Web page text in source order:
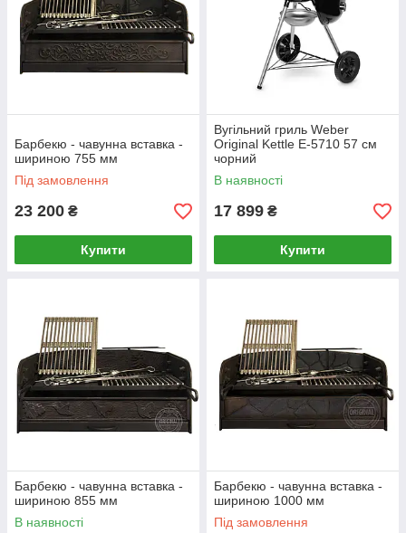
Барбекю - чавунна вставка -
шириною 755 мм
Під замовлення
23 200 ₴
Купити
Вугільний гриль Weber
Original Kettle E-5710 57 см
чорний
В наявності
17 899 ₴
Купити
Барбекю - чавунна вставка -
шириною 855 мм
В наявності
Барбекю - чавунна вставка -
шириною 1000 мм
Під замовлення